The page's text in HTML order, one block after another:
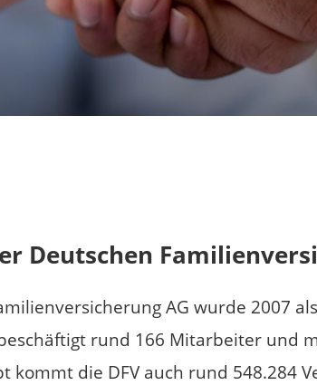
Deutschen
AG wurde 2007
rund 166 Mitarbeiter und
die DFV auch rund 548.284